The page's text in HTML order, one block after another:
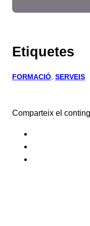
Etiquetes
FORMACIÓ, SERVEIS
Comparteix el